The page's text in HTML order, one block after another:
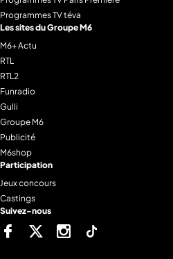
Programmes TV téva
Les sites du Groupe M6
M6+ Actu
RTL
RTL2
Funradio
Gulli
Groupe M6
Publicité
M6shop
Participation
Jeux concours
Castings
Suivez-nous
FacebookTwitter Instagram